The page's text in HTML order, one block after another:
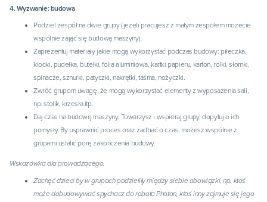
4. Wyzwanie: budowa
Podziel zespół na dwie grupy (jeżeli pracujesz z małym zespołem możecie
wspólnie zająć się budową maszyny).
Zaprezentuj materiały jakie mogą wykorzystać podczas budowy: piłeczka,
klocki, pudełka, butelki, folia aluminiowa, kartki papieru, karton, rolki, słomki,
spinacze, sznurki, patyczki, nakrętki, taśma, nożyczki.
Zwróć grupom uwagę, że mogą wykorzystać elementy z wyposażenia sali,
np. stolik, krzesła itp.
Daj czas na budowę maszyny. Towarzysz i wspieraj grupy, dopytuj o ich
pomysły. By usprawnić proces oraz zadbać o czas, możesz wspólnie z
grupami ustalić porę zakończenia budowy.
Wskazówka dla prowadzącego.
Zachęć dzieci by w grupach podzieliły między siebie obowiązki, np. ktoś
może dobudowywać spychacz do robota Photon, ktoś inny zajmuje się jego